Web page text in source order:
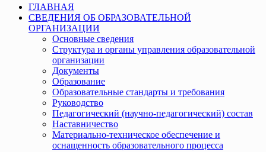
МенюГЛАВНАЯ
СВЕДЕНИЯ ОБ ОБРАЗОВАТЕЛЬНОЙ
ОРГАНИЗАЦИИ
Основные сведения
Структура и органы управления образовательной
организации
Документы
Образование
Образовательные стандарты и требования
Руководство
Педагогический (научно-педагогический) состав
Наставничество
Материально-техническое обеспечение и
оснащенность образовательного процесса